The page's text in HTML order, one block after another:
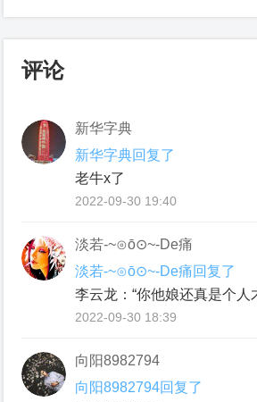
评论
新华字典
新华字典回复了
老牛x了
2022-09-30 19:40
淡若-~⊙ō⊙~-De痛
淡若-~⊙ō⊙~-De痛回复了
李云龙：“你他娘还真是个人
2022-09-30 18:39
向阳8982794
向阳8982794回复了